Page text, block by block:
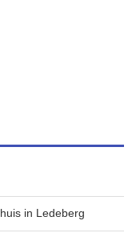
in Ledeberg